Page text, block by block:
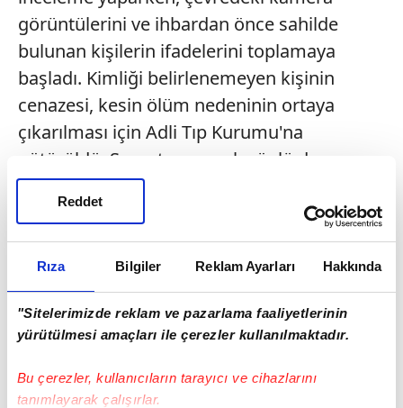
Rıza Bilgiler Reklam Ayarları Hakkında
"Sitelerimizde reklam ve pazarlama faaliyetlerinin
yürütülmesi amaçları ile çerezler kullanılmaktadır.
Bu çerezler, kullanıcıların tarayıcı ve cihazlarını
tanımlayarak çalışırlar.
Reddet
görüntülerini ve ihbardan önce sahilde
bulunan kişilerin ifadelerini toplamaya
başladı. Kimliği belirlenemeyen kişinin
cenazesi, kesin ölüm nedeninin ortaya
çıkarılması için Adli Tıp Kurumu'na
götürüldü. Soruşturma çok yönlü devam
ediyor.